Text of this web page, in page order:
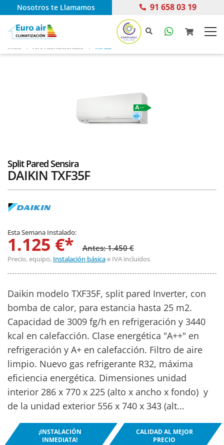
Nosotros te Llamamos 91 658 03 19
Inicio Aire Acondicionado TXF35F
Split Pared Sensira
DAIKIN TXF35F
Esta Semana Instalado:
1.125 €* Antes: 1.450 €
Precio, equipo, Instalación básicae IVA incluidos
Daikin modelo TXF35F, split pared Inverter, con
bomba de calor, para estancia hasta 25 m2.
Capacidad de 3009 fg/h en refrigeración y 3440
kcal en calefacción. Clase energética "A++" en
refrigeración y A+ en calefacción. Filtro de aire
limpio. Nuevo gas refrigerante R32, máxima
eficiencia energética. Dimensiones unidad
interior 286 x 770 x 225 (alto x ancho x fondo) y
de la unidad exterior 556 x 740 x 343 (alt...
¡INSTALACIÓN
INMEDIATA!
CALIDAD AL MEJOR
PRECIO